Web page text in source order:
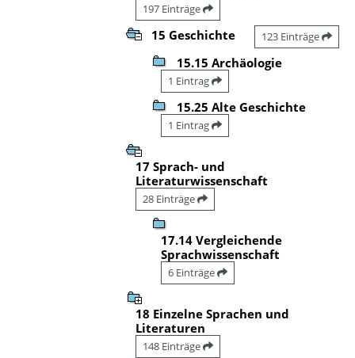
197 Einträge
15 Geschichte 123 Einträge
15.15 Archäologie
1 Eintrag
15.25 Alte Geschichte
1 Eintrag
17 Sprach- und
Literaturwissenschaft
28 Einträge
17.14 Vergleichende
Sprachwissenschaft
6 Einträge
18 Einzelne Sprachen und
Literaturen
148 Einträge